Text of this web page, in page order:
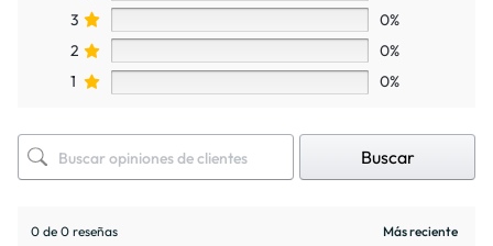
3
0%
2
0%
1
0%
Buscar
0 de 0 reseñas